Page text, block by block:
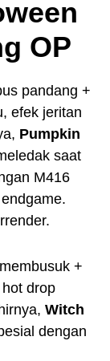
OP
pandang +
efek jeritan
Pumpkin
saat
M416
+
drop
Witch
dengan